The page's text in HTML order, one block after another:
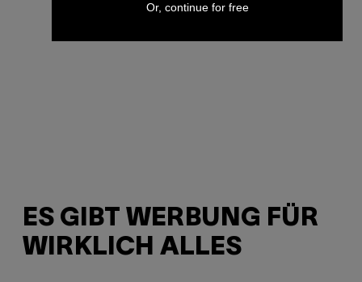
ES GIBT WERBUNG FÜR
WIRKLICH ALLES
Or, continue for free